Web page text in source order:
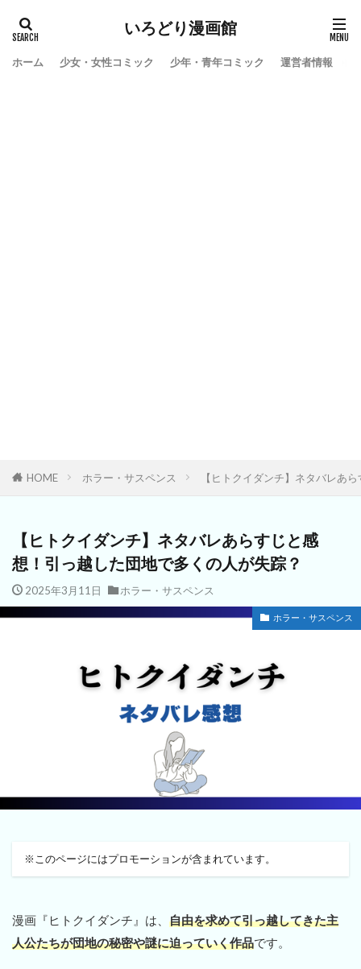
いろどり漫画館
ホーム 少女・女性コミック 少年・青年コミック 運営者情報
HOME ホラー・サスペンス 【ヒトクイダンチ】ネタバレあ
【ヒトクイダンチ】ネタバレあらすじと感
想！引っ越した団地で多くの人が失踪？
2025年3月11日 ホラー・サスペンス
ホラー・サスペンス
※このページにはプロモーションが含まれています。
漫画『ヒトクイダンチ』は、 自由を求めて引っ越してきた主
人公たちが団地の秘密や謎に迫っていく作品です。